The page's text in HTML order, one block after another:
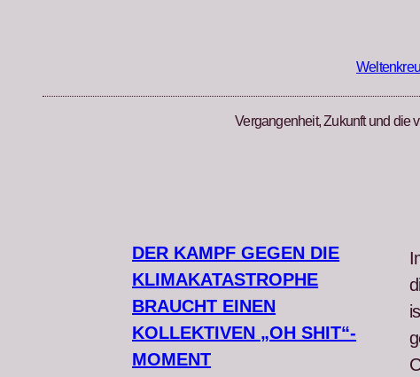
Vergangenheit, Zukunft und die
DER KAMPF GEGEN DIE
KLIMAKATASTROPHE
BRAUCHT EINEN
KOLLEKTIVEN „OH SHIT“-
MOMENT